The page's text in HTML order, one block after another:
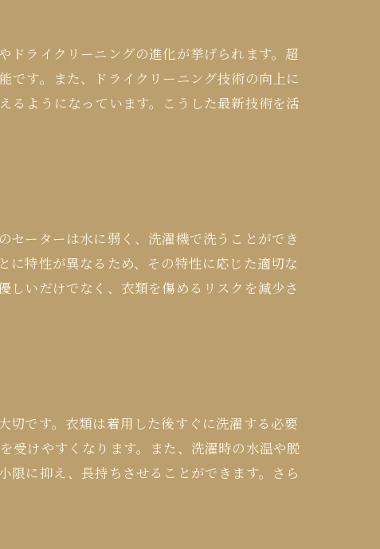
ドライクリーニングの進化が挙げられます。超
です。また、ドライクリーニング技術の向上に
るようになっています。こうした最新技術を活
セーターは水に弱く、洗濯機で洗うことができ
に特性が異なるため、その特性に応じた適切な
いだけでなく、衣類を傷めるリスクを減少さ
切です。衣類は着用した後すぐに洗濯する必要
受けやすくなります。また、洗濯時の水温や脱
限に抑え、長持ちさせることができます。さら